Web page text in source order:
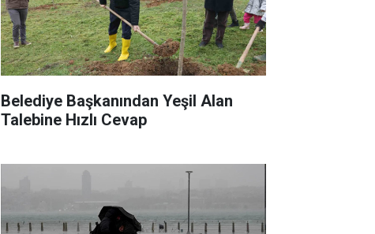
Belediye Başkanından Yeşil Alan
Talebine Hızlı Cevap